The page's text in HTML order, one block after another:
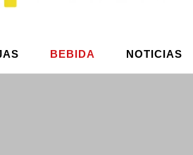
BEBIDA NOTICIAS